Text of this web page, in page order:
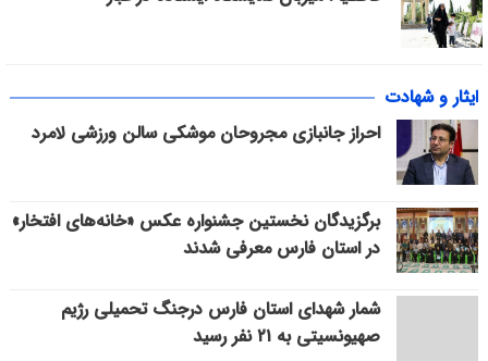
ایثار و شهادت
احراز جانبازی مجروحان موشکی سالن ورزشی لامرد
برگزیدگان نخستین جشنواره عکس «خانه‌های افتخار»
در استان فارس معرفی شدند
شمار شهدای استان فارس درجنگ تحمیلی رژیم
صهیونسیتی به ۲۱ نفر رسید